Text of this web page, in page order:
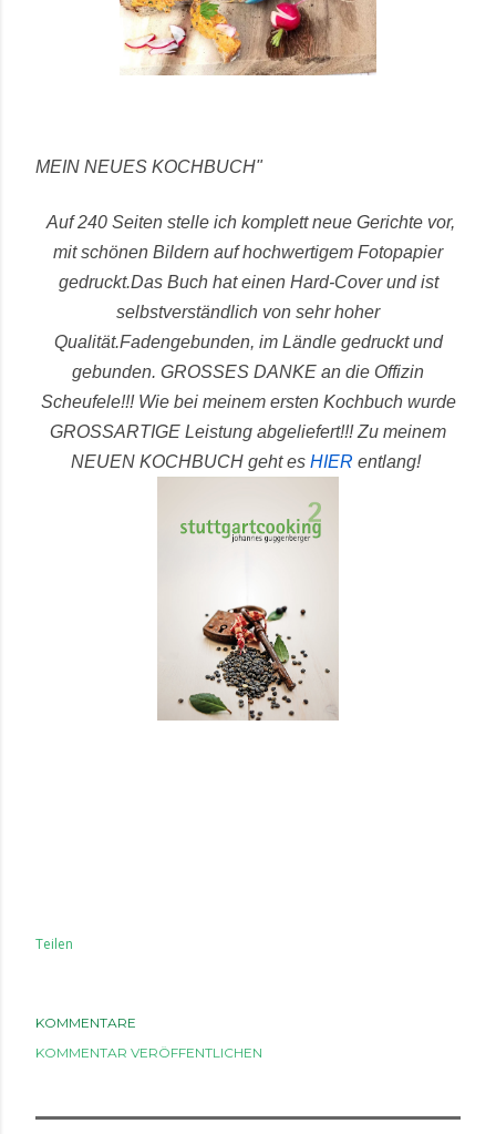
MEIN NEUES KOCHBUCH"
Auf 240 Seiten stelle ich komplett neue Gerichte vor,
mit schönen Bildern auf hochwertigem Fotopapier
gedruckt.Das Buch hat einen Hard-Cover und ist
selbstverständlich von sehr hoher
Qualität.Fadengebunden, im Ländle gedruckt und
gebunden. GROSSES DANKE an die Offizin
Scheufele!!! Wie bei meinem ersten Kochbuch wurde
GROSSARTIGE Leistung abgeliefert!!!Zu meinem
NEUEN KOCHBUCH geht es HIER entlang!
Teilen
KOMMENTARE
KOMMENTAR VERÖFFENTLICHEN